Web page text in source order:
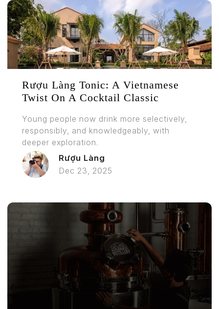
Rượu Làng Tonic: A Vietnamese
Twist On A Cocktail Classic
Young people now drink more selectively,
responsibly, and knowledgeably, with
deeper exploration.
Rượu Làng
Dec 23, 2025